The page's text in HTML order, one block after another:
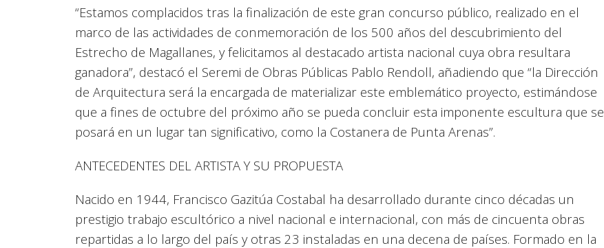
“Estamos complacidos tras la finalización de este gran concurso público, realizado en el
marco de las actividades de conmemoración de los 500 años del descubrimiento del
Estrecho de Magallanes, y felicitamos al destacado artista nacional cuya obra resultara
ganadora”, destacó el Seremi de Obras Públicas Pablo Rendoll, añadiendo que “la Dirección
de Arquitectura será la encargada de materializar este emblemático proyecto, estimándose
que a fines de octubre del próximo año se pueda concluir esta imponente escultura que se
posará en un lugar tan significativo, como la Costanera de Punta Arenas”.
ANTECEDENTES DEL ARTISTA Y SU PROPUESTA
Nacido en 1944, Francisco Gazitúa Costabal ha desarrollado durante cinco décadas un
prestigio trabajo escultórico a nivel nacional e internacional, con más de cincuenta obras
repartidas a lo largo del país y otras 23 instaladas en una decena de países. Formado en la